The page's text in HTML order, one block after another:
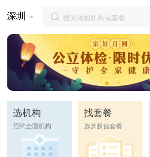
深圳
选机构
预约全国机构
找套餐
选购超值套餐